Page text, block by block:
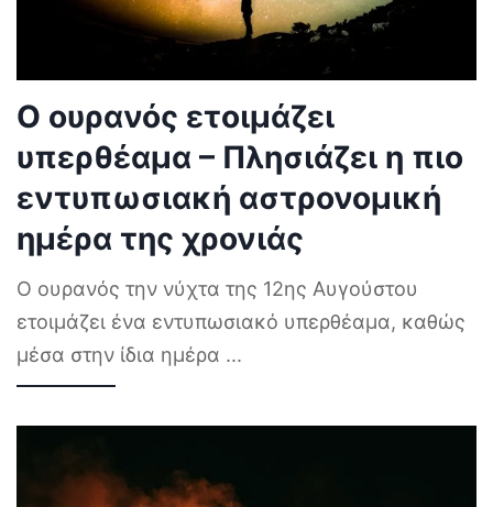
Ο ουρανός ετοιμάζει
υπερθέαμα – Πλησιάζει η πιο
εντυπωσιακή αστρονομική
ημέρα της χρονιάς
Ο ουρανός την νύχτα της 12ης Αυγούστου
ετοιμάζει ένα εντυπωσιακό υπερθέαμα, καθώς
μέσα στην ίδια ημέρα ...